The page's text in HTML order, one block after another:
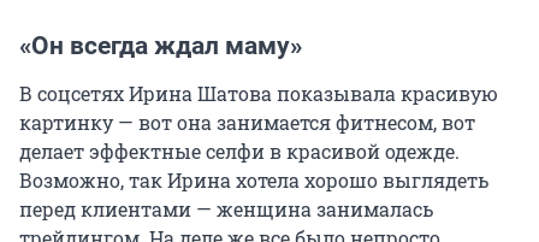
«Он всегда ждал маму»
В соцсетях Ирина Шатова показывала красивую
картинку — вот она занимается фитнесом, вот
делает эффектные селфи в красивой одежде.
Возможно, так Ирина хотела хорошо выглядеть
перед клиентами — женщина занималась